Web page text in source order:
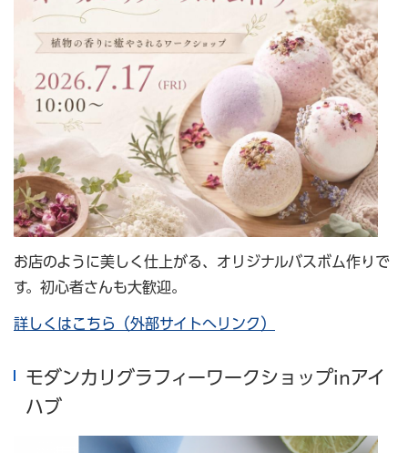
お店のように美しく仕上がる、オリジナルバスボム作りで
す。初心者さんも大歓迎。
詳しくはこちら（外部サイトへリンク）
モダンカリグラフィーワークショップinアイ
ハブ